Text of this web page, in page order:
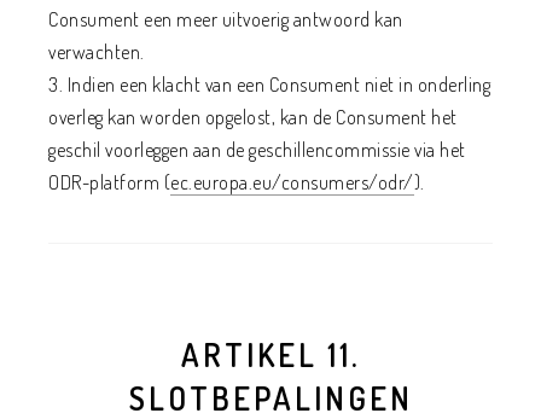
Consument een meer uitvoerig antwoord kan
verwachten.
3. Indien een klacht van een Consument niet in onderling
overleg kan worden opgelost, kan de Consument het
geschil voorleggen aan de geschillencommissie via het
ODR-platform (ec.europa.eu/consumers/odr/).
ARTIKEL 11.
SLOTBEPALINGEN